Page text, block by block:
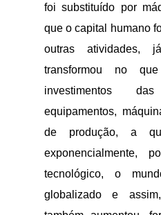
foi substituído por
que o capital humano
outras atividades,
transformou no
investimentos
equipamentos,
de produção, a
exponencialmente,
tecnológico, o
globalizado e